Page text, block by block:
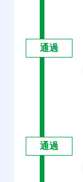
通過
通過